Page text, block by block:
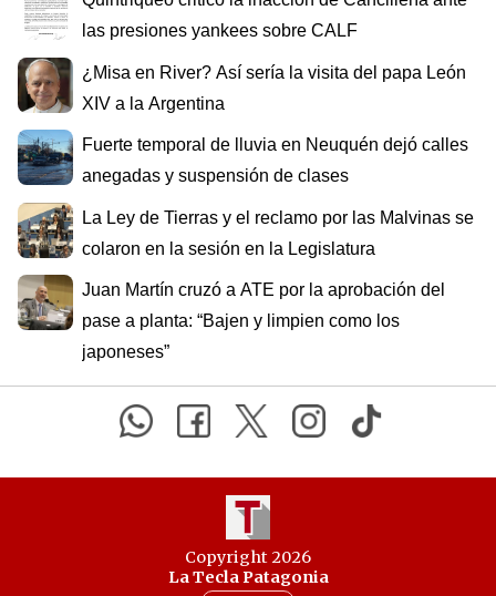
las presiones yankees sobre CALF
¿Misa en River? Así sería la visita del papa León
XIV a la Argentina
Fuerte temporal de lluvia en Neuquén dejó calles
anegadas y suspensión de clases
La Ley de Tierras y el reclamo por las Malvinas se
colaron en la sesión en la Legislatura
Juan Martín cruzó a ATE por la aprobación del
pase a planta: “Bajen y limpien como los
japoneses”
Copyright 2026
La Tecla Patagonia